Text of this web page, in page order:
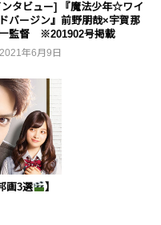
ンタビュー] 『魔法少年☆ワイ
バージン』前野朋哉×宇賀那
監督 ※201902号掲載
2021年6月9日
画3選
】